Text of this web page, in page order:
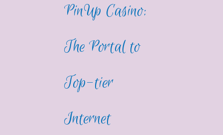
PinUp Casino:
The Portal to
Top-tier
Internet